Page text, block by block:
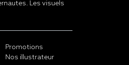
Les visuels
Promotions
Nos illustrateur